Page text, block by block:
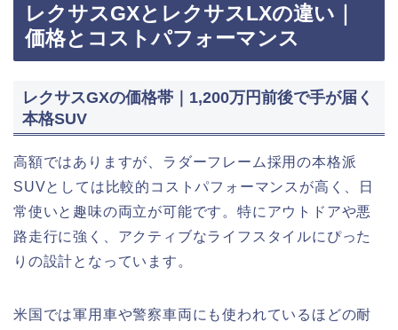
レクサスGXとレクサスLXの違い｜
価格とコストパフォーマンス
レクサスGXの価格帯｜1,200万円前後で手が届く
本格SUV
高額ではありますが、ラダーフレーム採用の本格派
SUVとしては比較的コストパフォーマンスが高く、日
常使いと趣味の両立が可能です。特にアウトドアや悪
路走行に強く、アクティブなライフスタイルにぴった
りの設計となっています。
米国では軍用車や警察車両にも使われているほどの耐